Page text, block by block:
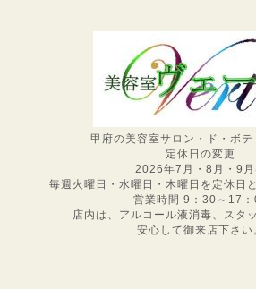
甲府の美容室サロン・ド・ボテ
定休日の変更
2026年7月・8月・9月
毎週火曜日・水曜日・木曜日を定休日
営業時間 9：30～17
店内は、アルコール液消毒、スタ
安心して御来店下さい